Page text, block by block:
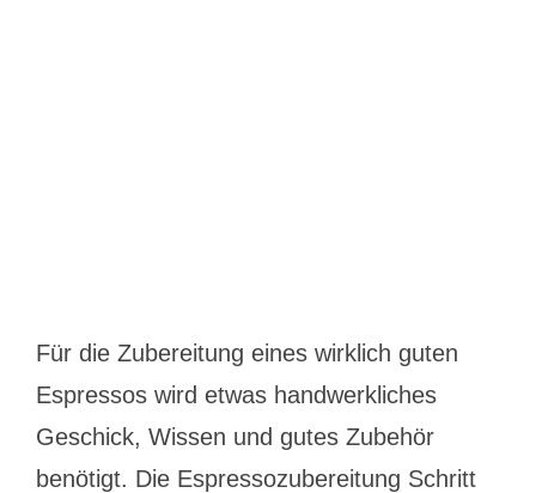
Für die Zubereitung eines wirklich guten
Espressos wird etwas handwerkliches
Geschick, Wissen und gutes Zubehör
benötigt. Die Espressozubereitung Schritt